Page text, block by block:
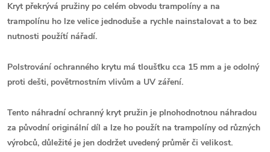
Kryt překrývá pružiny po celém obvodu trampolíny a na
trampolínu ho lze velice jednoduše a rychle nainstalovat a to bez
nutnosti použítí nářadí.
Polstrování ochranného krytu má tloušťku cca 15 mm a je odolný
proti dešti, povětrnostním vlivům a UV záření.
Tento náhradní ochranný kryt pružin je plnohodnotnou náhradou
za původní originální díl a lze ho použít na trampolíny od různých
výrobců, důležité je jen dodržet uvedený průměr či velikost.